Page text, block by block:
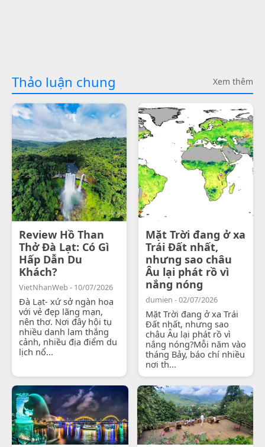
Thảo luận chung Xem thêm
Review Hồ Than
Thở Đà Lạt: Có Gì
Hấp Dẫn Du
Khách?
VietNhanWeb - 10/07/2026
Đà Lạt- xứ sở ngàn hoa
với vẻ đẹp lãng mạn,
nên thơ. Nơi đây hội tụ
nhiều danh lam thắng
cảnh, nhiều địa điểm du
lịch nổ...
Mặt Trời đang ở xa
Trái Đất nhất,
nhưng sao châu
Âu lại phát rồ vì
nắng nóng
dumien - 02/07/2026
Mặt Trời đang ở xa Trái
Đất nhất, nhưng sao
châu Âu lại phát rồ vì
nắng nóng?Mỗi năm vào
tháng Bảy, báo chí nhiều
nơi th...